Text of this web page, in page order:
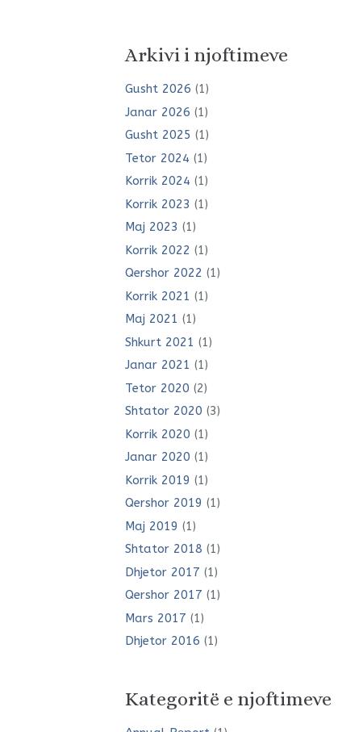
Arkivi i njoftimeve
Gusht 2026 (1)
Janar 2026 (1)
Gusht 2025 (1)
Tetor 2024 (1)
Korrik 2024 (1)
Korrik 2023 (1)
Maj 2023 (1)
Korrik 2022 (1)
Qershor 2022 (1)
Korrik 2021 (1)
Maj 2021 (1)
Shkurt 2021 (1)
Janar 2021 (1)
Tetor 2020 (2)
Shtator 2020 (3)
Korrik 2020 (1)
Janar 2020 (1)
Korrik 2019 (1)
Qershor 2019 (1)
Maj 2019 (1)
Shtator 2018 (1)
Dhjetor 2017 (1)
Qershor 2017 (1)
Mars 2017 (1)
Dhjetor 2016 (1)
Kategoritë e njoftimeve